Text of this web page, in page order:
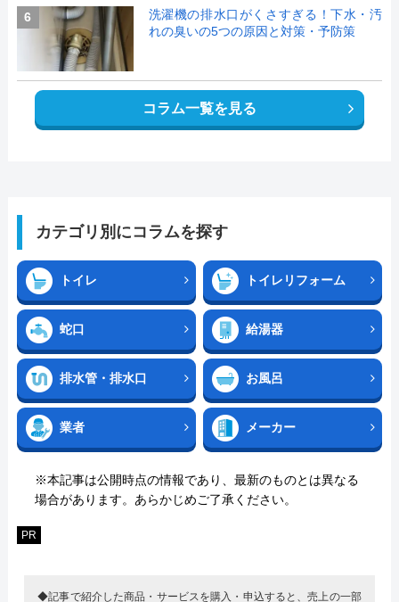
6
洗濯機の排水口がくさすぎる！下水・汚
れの臭いの5つの原因と対策・予防策
コラム一覧を見る
カテゴリ別にコラムを探す
トイレ トイレリフォーム
蛇口 給湯器
排水管・排水口 お風呂
業者 メーカー
※本記事は公開時点の情報であり、最新のものとは異なる
場合があります。あらかじめご了承ください。
PR
◆記事で紹介した商品・サービスを購入・申込すると、売上の一部